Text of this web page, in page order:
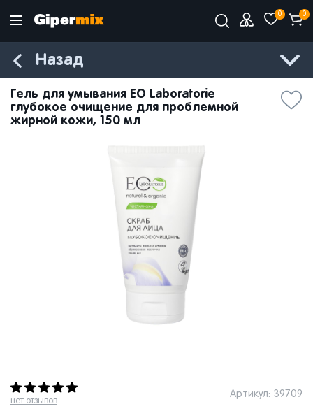
0 0
Назад
Гель для умывания EO Laboratorie
глубокое очищение для проблемной
жирной кожи, 150 мл
нет отзывов
Артикул: 39709